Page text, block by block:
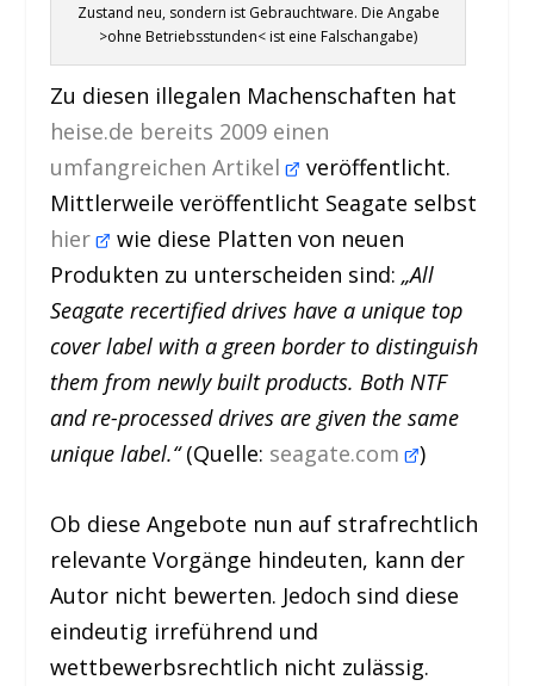
Zustand neu, sondern ist Gebrauchtware. Die Angabe
>ohne Betriebsstunden< ist eine Falschangabe)
Zu diesen illegalen Machenschaften hat
heise.de bereits 2009 einen
umfangreichen Artikel
veröffentlicht.
Mittlerweile veröffentlicht Seagate selbst
hier
wie diese Platten von neuen
Produkten zu unterscheiden sind:„All
Seagate recertified drives have a unique top
cover label with a green border to distinguish
them from newly built products. Both NTF
and re-processed drives are given the same
unique label.“(Quelle: seagate.com )
Ob diese Angebote nun auf strafrechtlich
relevante Vorgänge hindeuten, kann der
Autor nicht bewerten. Jedoch sind diese
eindeutig irreführend und
wettbewerbsrechtlich nicht zulässig.